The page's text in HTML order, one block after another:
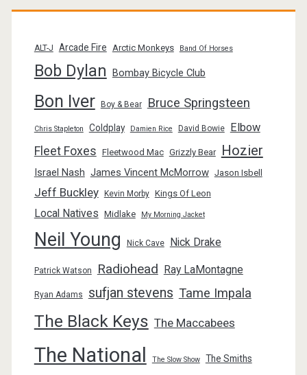
ALT-J Arcade Fire Arctic Monkeys Band Of Horses
Bob Dylan Bombay Bicycle Club
Bon Iver Boy & Bear Bruce Springsteen
Chris Stapleton Coldplay Damien Rice David Bowie Elbow
Fleet Foxes Fleetwood Mac Grizzly Bear Hozier
Israel Nash James Vincent McMorrow Jason Isbell
Jeff Buckley Kevin Morby Kings Of Leon
Local Natives Midlake My Morning Jacket
Neil Young Nick Cave Nick Drake
Patrick Watson Radiohead Ray LaMontagne
Ryan Adams sufjan stevens Tame Impala
The Black Keys The Maccabees
The National The Slow Show The Smiths